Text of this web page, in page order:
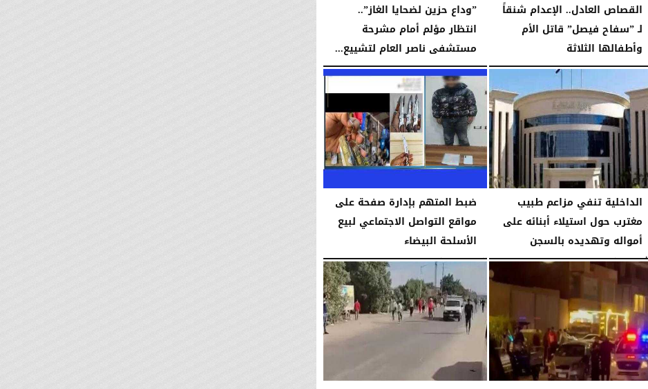
القصاص العادل.. الإعدام شنقاً
لـ ”سفاح فيصل” قاتل الأم
وأطفالها الثلاثة
27 يناير 2026 06:26 مـ
”وداع حزين لضحايا الغاز”..
انتظار مؤلم أمام مشرحة
مستشفى ناصر العام لتشييع...
السبت، 24 يناير 2026 04:36 مـ
الداخلية تنفي مزاعم طبيب
مغترب حول استيلاء أبنائه على
أمواله وتهديده بالسجن
18 يناير 2026 05:53 مـ
ضبط المتهم بإدارة صفحة على
مواقع التواصل الاجتماعي لبيع
الأسلحة البيضاء
الخميس، 8 يناير 2026 03:25 مـ